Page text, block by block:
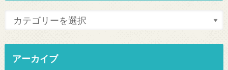
アーカイブ